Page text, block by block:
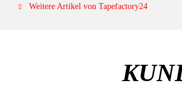
Weitere Artikel von Tapefactory24